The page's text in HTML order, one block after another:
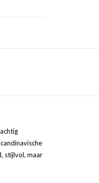
stijlvol, maar